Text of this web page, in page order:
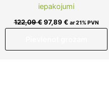
iepakojumi
122,09€ 97,89 € ar 21% PVN